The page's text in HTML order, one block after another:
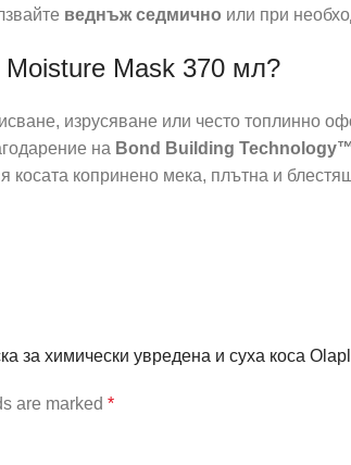
веднъж седмично или при
Mask 370 мл?
изрусяване или често топлинно
на Bond Building Technology™
косата копринено мека, плътна и
за химически увредена и суха коса
are marked *